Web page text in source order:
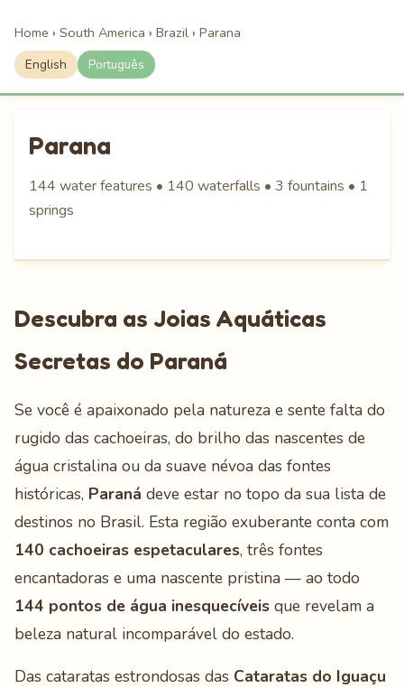
Home › South America › Brazil › Parana
English Português
Parana
144 water features • 140 waterfalls • 3 fountains • 1
springs
Descubra as Joias Aquáticas
Secretas do Paraná
Se você é apaixonado pela natureza e sente falta do
rugido das cachoeiras, do brilho das nascentes de
água cristalina ou da suave névoa das fontes
históricas, Paraná deve estar no topo da sua lista de
destinos no Brasil. Esta região exuberante conta com
140 cachoeiras espetaculares, três fontes
encantadoras e uma nascente pristina — ao todo
144 pontos de água inesquecíveis que revelam a
beleza natural incomparável do estado.
Das cataratas estrondosas das Cataratas do Iguaçu